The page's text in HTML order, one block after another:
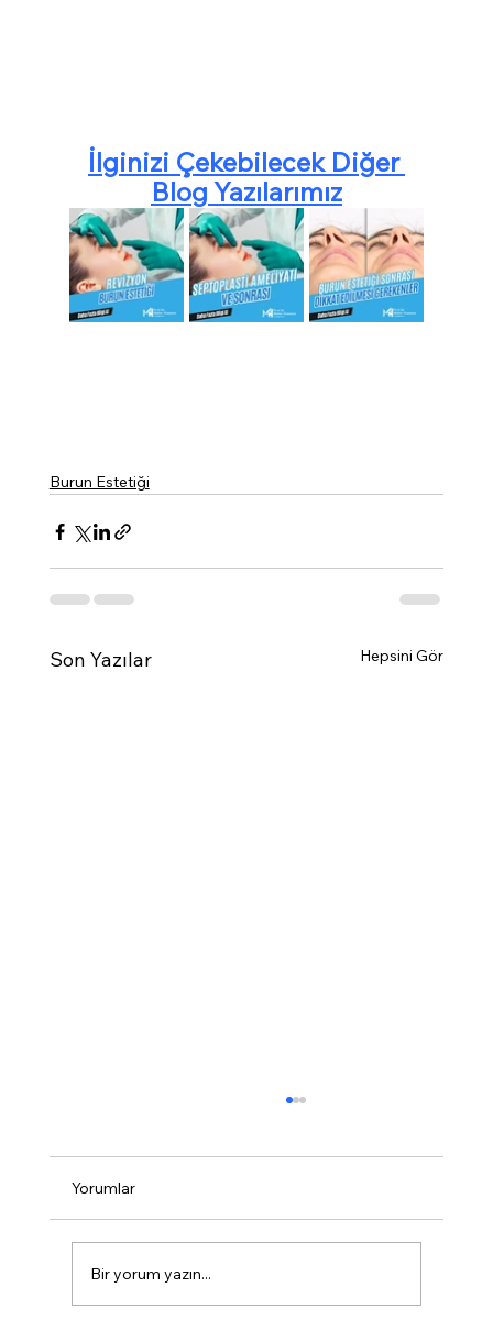
İlginizi Çekebilecek Diğer
Blog Yazılarımız
Burun Estetiği
Son Yazılar Hepsini Gör
Burun Estetiği Ameliyatı
Yorumlar
Bir yorum yazın...